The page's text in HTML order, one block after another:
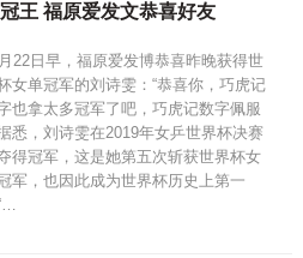
王 福原爱发文恭喜好友
22日早，福原爱发博恭喜昨晚获得世
女单冠军的刘诗雯：“恭喜你，巧虎记
也拿太多冠军了吧，巧虎记数字佩服
悉，刘诗雯在2019年女乒世界杯决赛
得冠军，这是她第五次斩获世界杯女
军，也因此成为世界杯历史上第一